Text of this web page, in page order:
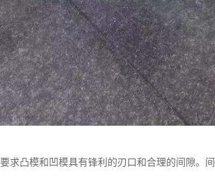
求凸模和凹模具有锋利的刃口和合理的间隙。